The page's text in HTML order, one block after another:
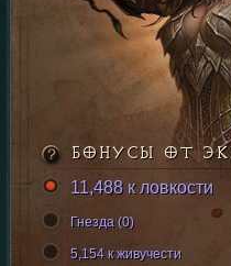
БОНУСЫ ОТ
11,488 к ловкости
Гнезда (0)
5,154 к живучести